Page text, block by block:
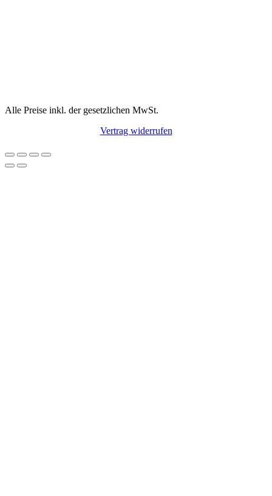
Alle Preise inkl. der gesetzlichen MwSt.
Vertrag widerrufen